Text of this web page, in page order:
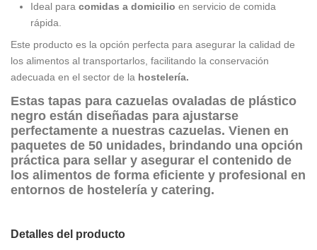
Ideal para comidas a domicilio en servicio de comida
rápida.
Este producto es la opción perfecta para asegurar la calidad de
los alimentos al transportarlos, facilitando la conservación
adecuada en el sector de la hostelería.
Estas tapas para cazuelas ovaladas de plástico
negro están diseñadas para ajustarse
perfectamente a nuestras cazuelas. Vienen en
paquetes de 50 unidades, brindando una opción
práctica para sellar y asegurar el contenido de
los alimentos de forma eficiente y profesional en
entornos de hostelería y catering.
Detalles del producto